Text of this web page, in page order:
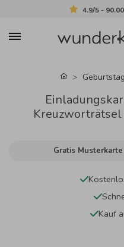
4.9/5 -
Geburtstag
Gratis
Kauf